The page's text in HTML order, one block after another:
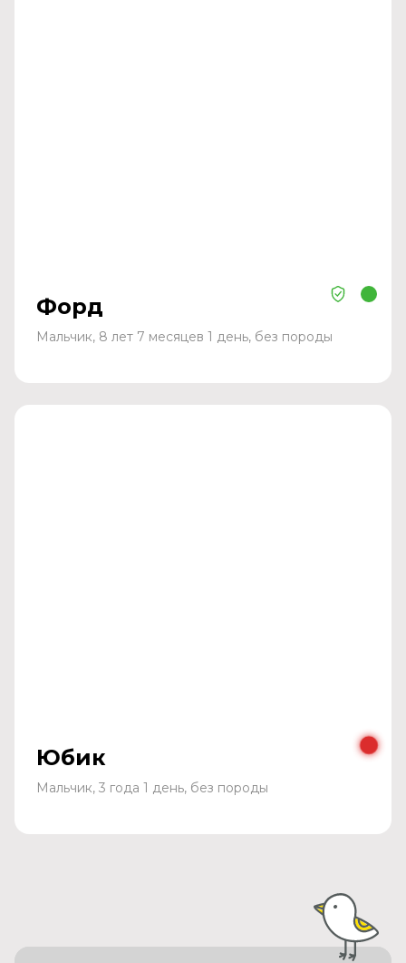
Форд
Мальчик, 8 лет 7 месяцев 1 день, без породы
Юбик
Мальчик, 3 года 1 день, без породы